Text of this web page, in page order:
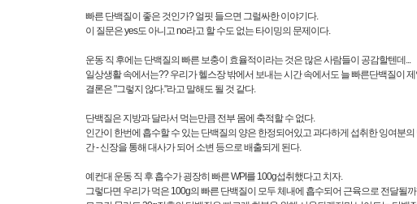
빠른 단백질이 좋은 것인가? 얼핏 들으면 그럴싸한 이야기다.
이 질문은 yes도 아니고 no라고 할 수도 없는 타이밍의 문제이다.
운동 직 후에는 단백질의 빠른 보충이 효율적이라는 것은 많은 사람들이 공감할텐데...
일상생활 속에서는?? 우리가 헬스장 밖에서 보내는 시간 속에서도 늘 빠른단백질이
결론은 "그렇지 않다."라고 말해도 될 것 같다.
단백질은 지방과 달라서 먹는만큼 전부 몸에 축적할 수 없다.
인간이 한번에 흡수할 수 있는 단백질의 양은 한정되어있고 과다하게 섭취한 잉여분
간 - 신장을 통해 대사가 되어 소변 등으로 배출되게 된다.
예컨대 운동 직 후 흡수가 굉장히 빠른 WPI를 100g섭취했다고 치자.
그렇다면 우리가 먹은 100g의 빠른 단백질이 모두 체내에 흡수되어 근육으로 전달될